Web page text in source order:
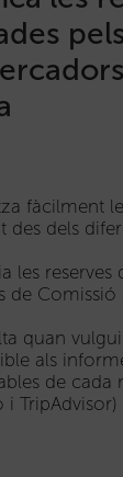
pels
fàcilment
des dels
les reserves
de Comissió
quan
als
de cada
i TripAdvisor)